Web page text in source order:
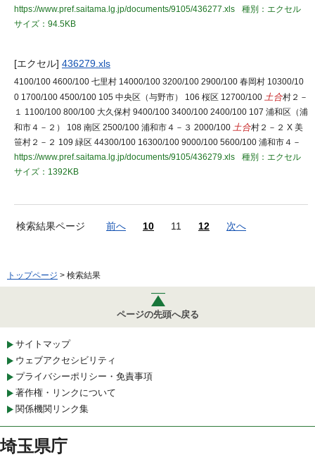
https://www.pref.saitama.lg.jp/documents/9105/436277.xls
種別：エクセル
サイズ：94.5KB
[エクセル] 436279.xls
4100/100 4600/100 七里村 14000/100 3200/100 2900/100 春岡村 10300/10
0 1700/100 4500/100 105 中央区（与野市） 106 桜区 12700/100 土合村２－
１ 1100/100 800/100 大久保村 9400/100 3400/100 2400/100 107 浦和区（浦
和市４－２） 108 南区 2500/100 浦和市４－３ 2000/100 土合村２－２ X 美
笹村２－２ 109 緑区 44300/100 16300/100 9000/100 5600/100 浦和市４－
https://www.pref.saitama.lg.jp/documents/9105/436279.xls
種別：エクセル
サイズ：1392KB
検索結果ページ 前へ 10 11 12 次へ
トップページ > 検索結果
ページの先頭へ戻る
サイトマップ
ウェブアクセシビリティ
プライバシーポリシー・免責事項
著作権・リンクについて
関係機関リンク集
埼玉県庁